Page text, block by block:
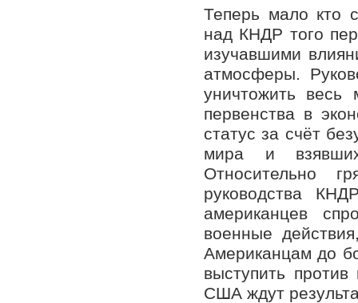
Теперь мало кто
над КНДР того
изучавшими
атмосферы.
уничтожить
первенства в
статус за счёт
мира и
Относительно
руководства
американцев
военные
Американцам до
выступить
США ждут